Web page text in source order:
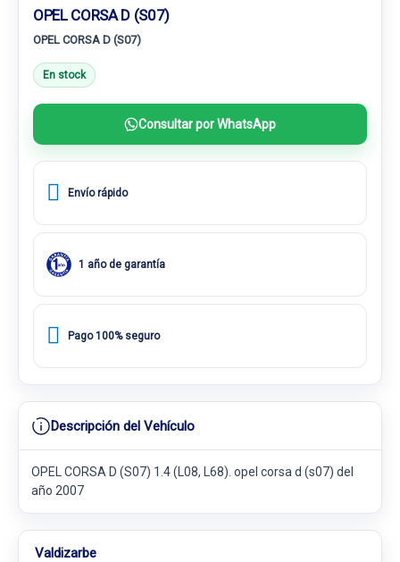
OPEL CORSA D (S07)
OPEL CORSA D (S07)
En stock
Consultar por WhatsApp
Envío rápido
1 año de garantía
Pago 100% seguro
Descripción del Vehículo
OPEL CORSA D (S07) 1.4 (L08, L68). opel corsa d (s07) del
año 2007
Valdizarbe